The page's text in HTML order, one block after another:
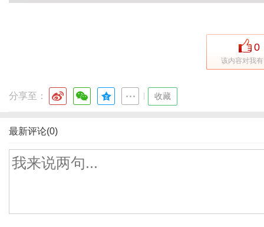
0
该内容对我
分享至： 收藏
最新评论(0)